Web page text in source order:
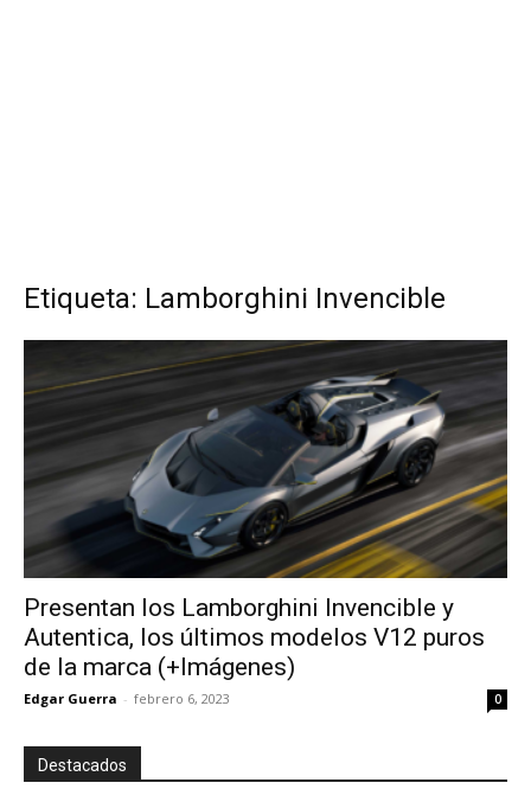
Etiqueta: Lamborghini Invencible
Presentan los Lamborghini Invencible y
Autentica, los últimos modelos V12 puros
de la marca (+Imágenes)
Edgar Guerra - febrero 6, 2023 0
Destacados